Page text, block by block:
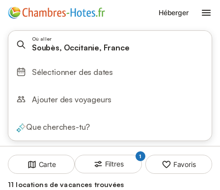
Héberger
Où aller
Soubès, Occitanie, France
Sélectionner des dates
Ajouter des voyageurs
Que cherches-tu?
Carte
1
Filtres Favoris
11 locations de vacances trouvées